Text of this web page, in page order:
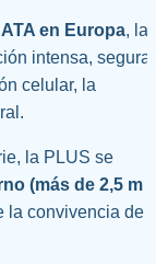
ATA en Europa, la
intensa, segura
celular, la
la PLUS se
(más de 2,5 m
la convivencia de